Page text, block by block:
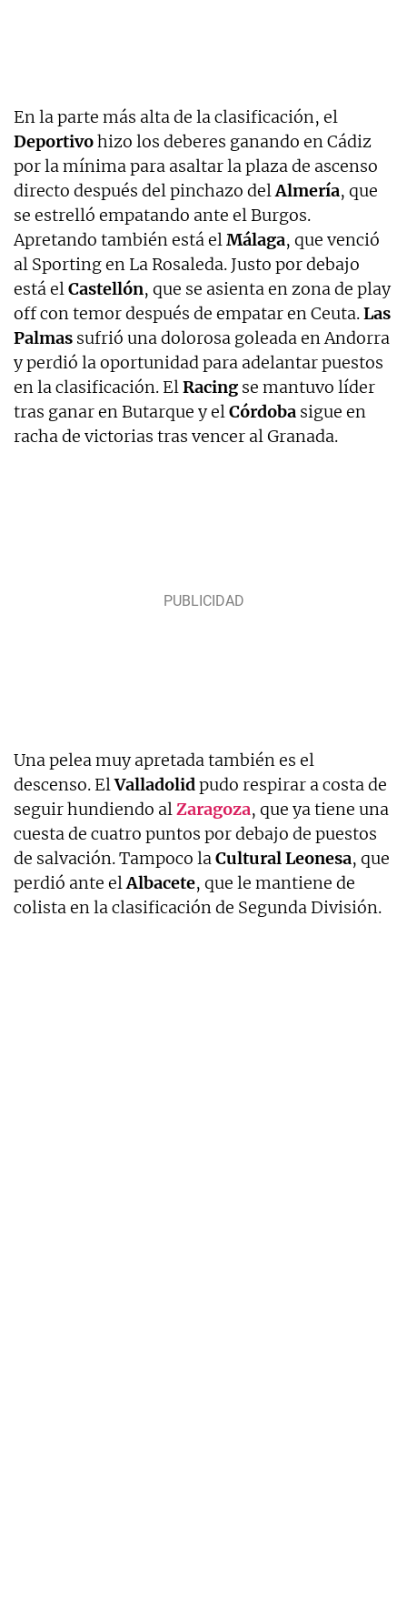
En la parte más alta de la clasificación, el
Deportivohizo los deberes ganando en Cádiz
por la mínima para asaltar la plaza de ascenso
directo después del pinchazo delAlmería, que
se estrelló empatando ante el Burgos.
Apretando también está elMálaga, que venció
al Sporting en La Rosaleda. Justo por debajo
está elCastellón, que se asienta en zona de play
off con temor después de empatar en Ceuta.Las
Palmas sufrió una dolorosa goleada en Andorra
y perdió la oportunidad para adelantar puestos
en la clasificación. ElRacing se mantuvo líder
tras ganar en Butarque y elCórdoba sigue en
racha de victorias tras vencer al Granada.
Una pelea muy apretada también es el
descenso. ElValladolidpudo respirar a costa de
seguir hundiendo alZaragoza, que ya tiene una
cuesta de cuatro puntos por debajo de puestos
de salvación. Tampoco laCulturalLeonesa, que
perdió ante elAlbacete, que le mantiene de
colista en la clasificación de Segunda División.